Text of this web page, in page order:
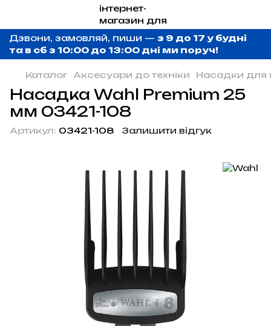
Дзвони, замовляй, пиши — з 9 до 17 у будні
та в сб з 10:00 до 13:00 дні ми поруч!
Каталог Аксесуари до техніки Насадки для
Насадка Wahl Premium 25
мм 03421-108
Артикул: 03421-108 Залишити відгук